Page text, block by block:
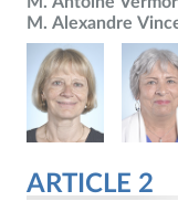
M. Alexandre
ARTICLE 2